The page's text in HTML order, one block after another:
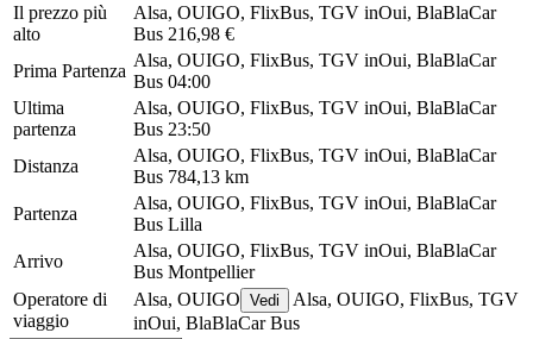
Il prezzo più
alto
Alsa, OUIGO, FlixBus, TGV inOui, BlaBlaCar
Bus 216,98 €
Prima Partenza
Alsa, OUIGO, FlixBus, TGV inOui, BlaBlaCar
Bus 04:00
Ultima
partenza
Alsa, OUIGO, FlixBus, TGV inOui, BlaBlaCar
Bus 23:50
Distanza
Alsa, OUIGO, FlixBus, TGV inOui, BlaBlaCar
Bus 784,13 km
Partenza
Alsa, OUIGO, FlixBus, TGV inOui, BlaBlaCar
Bus Lilla
Arrivo
Alsa, OUIGO, FlixBus, TGV inOui, BlaBlaCar
Bus Montpellier
Operatore di
viaggio
Alsa, OUIGO Vedi
Alsa, OUIGO, FlixBus, TGV
inOui, BlaBlaCar Bus
©CARTO